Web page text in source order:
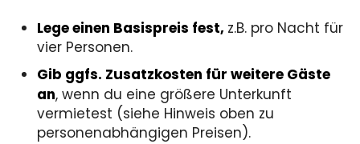
Lege einen Basispreis fest, z.B. pro Nacht für
vier Personen.
Gib ggfs. Zusatzkosten für weitere Gäste
an, wenn du eine größere Unterkunft
vermietest (siehe Hinweis oben zu
personenabhängigen Preisen).